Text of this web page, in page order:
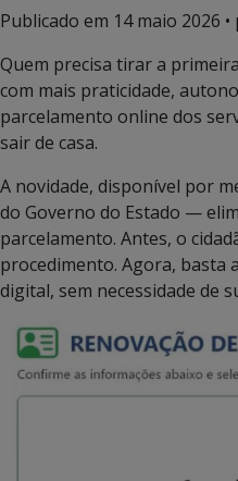
Publicado em 14 maio 2026
Quem precisa tirar a
com mais praticidade,
parcelamento online dos
sair de casa.
A novidade, disponível por
do Governo do Estado —
parcelamento. Antes, o
procedimento. Agora, basta
digital, sem necessidade de